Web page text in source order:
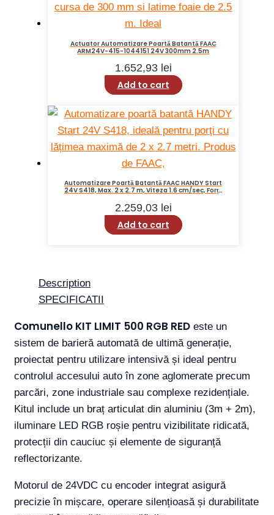
Actuator Automatizare Poartă Batantă FAAC
ARM24V-415-1044151 24V 300mm 2.5m
1.652,93 lei
Add to cart
Automatizare Poartă Batantă FAAC HANDY Start
24V S418, Max. 2 x 2.7 m, Viteza 1.6 cm/sec, Forță
2.259,03 lei
Add to cart
Description
SPECIFICATII
Comunello KIT LIMIT 500 RGB RED este un
sistem de barieră automată de ultimă generație,
proiectat pentru utilizare intensivă și ideal pentru
controlul accesului auto în zone aglomerate precum
parcări, zone industriale sau complexe rezidențiale.
Kitul include un braț articulat din aluminiu (3m + 2m),
iluminare LED RGB roșie pentru vizibilitate ridicată,
protecții din cauciuc și elemente de siguranță
reflectorizante.
Motorul de 24VDC cu encoder integrat asigură
precizie în mișcare, operare silențioasă și durabilitate